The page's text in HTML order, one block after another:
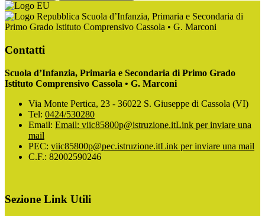
Scuola d’Infanzia, Primaria e Secondaria di
Primo Grado Istituto Comprensivo Cassola • G. Marconi
Contatti
Scuola d’Infanzia, Primaria e Secondaria di Primo Grado
Istituto Comprensivo Cassola • G. Marconi
Via Monte Pertica, 23 - 36022 S. Giuseppe di Cassola (VI)
Tel: 0424/530280
Email: Email: viic85800p@istruzione.itLink per inviare una
mail
PEC: viic85800p@pec.istruzione.itLink per inviare una mail
C.F.: 82002590246
Sezione Link Utili